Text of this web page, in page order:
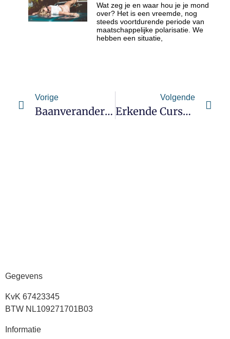
Wat zeg je en waar hou je je mond
over? Het is een vreemde, nog
steeds voortdurende periode van
maatschappelijke polarisatie. We
hebben een situatie,
Vorige
Baanverandering In Goede Handen
Volgende
Erkende Cursussen – Wat Zijn Het En Hoe Vind Je Ze?
Gegevens
KvK 67423345
BTW NL109271701B03
Informatie